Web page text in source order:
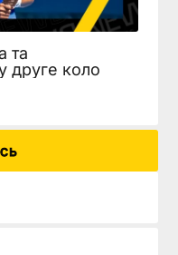
та
друге коло